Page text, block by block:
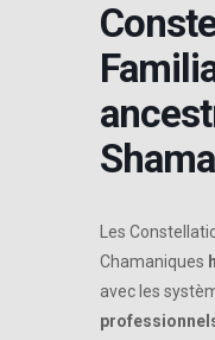
Les
Chamaniques
avec les